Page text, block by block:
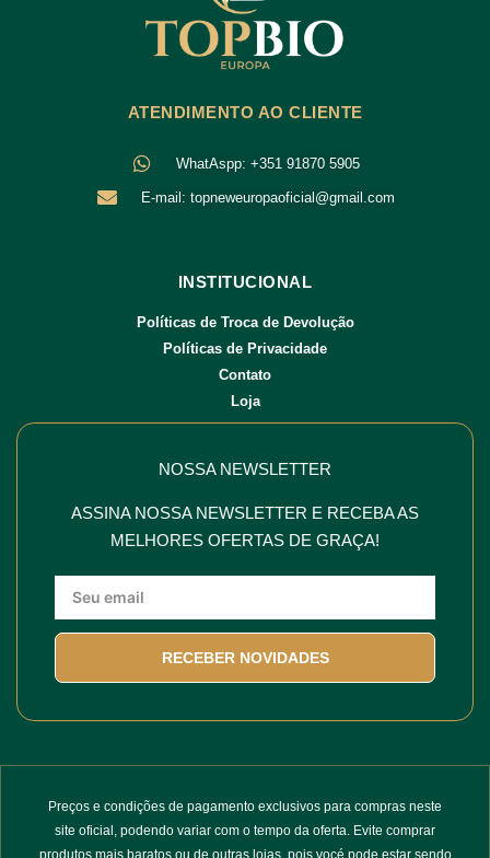
ATENDIMENTO AO CLIENTE
WhatAspp: +351 91870 5905
E-mail: topneweuropaoficial@gmail.com
INSTITUCIONAL
Políticas de Troca de Devolução
Políticas de Privacidade
Contato
Loja
NOSSA NEWSLETTER
ASSINA NOSSA NEWSLETTER E RECEBA AS
MELHORES OFERTAS DE GRAÇA!
RECEBER NOVIDADES
Preços e condições de pagamento exclusivos para compras neste
site oficial, podendo variar com o tempo da oferta. Evite comprar
produtos mais baratos ou de outras lojas, pois vocé pode estar sendo